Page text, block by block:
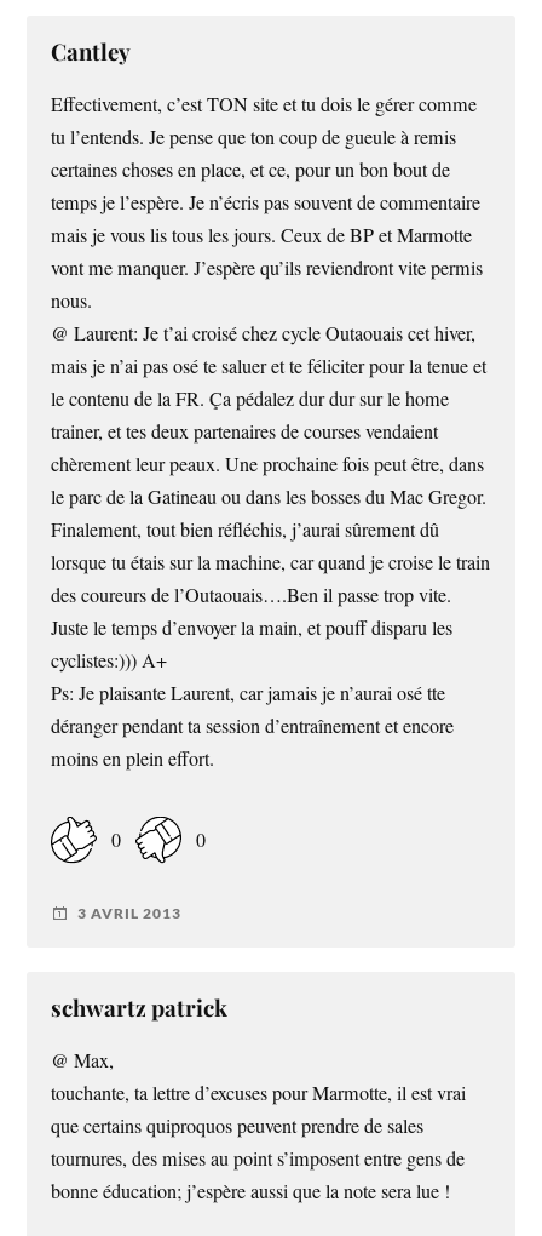
Cantley
Effectivement, c’est TON site et tu dois le gérer comme
tu l’entends. Je pense que ton coup de gueule à remis
certaines choses en place, et ce, pour un bon bout de
temps je l’espère. Je n’écris pas souvent de commentaire
mais je vous lis tous les jours. Ceux de BP et Marmotte
vont me manquer. J’espère qu’ils reviendront vite permis
nous.
@ Laurent: Je t’ai croisé chez cycle Outaouais cet hiver,
mais je n’ai pas osé te saluer et te féliciter pour la tenue et
le contenu de la FR. Ça pédalez dur dur sur le home
trainer, et tes deux partenaires de courses vendaient
chèrement leur peaux. Une prochaine fois peut être, dans
le parc de la Gatineau ou dans les bosses du Mac Gregor.
Finalement, tout bien réfléchis, j’aurai sûrement dû
lorsque tu étais sur la machine, car quand je croise le train
des coureurs de l’Outaouais….Ben il passe trop vite.
Juste le temps d’envoyer la main, et pouff disparu les
cyclistes:))) A+
Ps: Je plaisante Laurent, car jamais je n’aurai osé tte
déranger pendant ta session d’entraînement et encore
moins en plein effort.
0 0
3 AVRIL 2013
schwartz patrick
@ Max,
touchante, ta lettre d’excuses pour Marmotte, il est vrai
que certains quiproquos peuvent prendre de sales
tournures, des mises au point s’imposent entre gens de
bonne éducation; j’espère aussi que la note sera lue !